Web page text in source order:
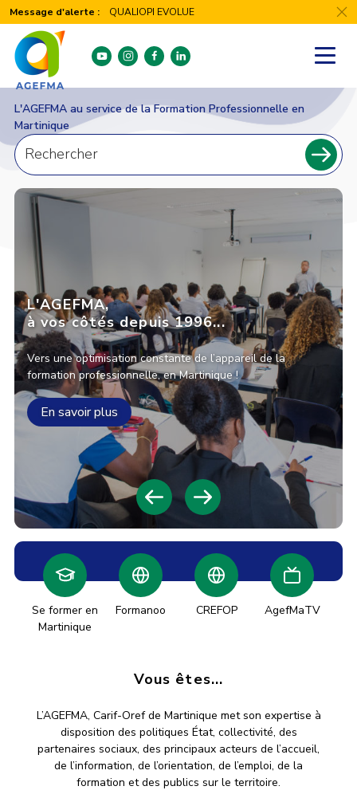
Message d'alerte : QUALIOPI EVOLUE
youtubeinstagram
facebooklinkedin
L'AGEFMA au service de la Formation Professionnelle en
Martinique
Recherche
pour
L'AGEFMA,
à vos côtés depuis 1996...
Vers une optimisation constante de l’appareil de la
formation professionnelle, en Martinique !
En savoir plus
Se former en
Martinique
Formanoo CREFOP AgefMaTV
Vous êtes...
L’AGEFMA, Carif-Oref de Martinique met son expertise à
disposition des politiques État, collectivité, des
partenaires sociaux, des principaux acteurs de l’accueil,
de l’information, de l’orientation, de l’emploi, de la
formation et des publics sur le territoire.
Panneau de gestion des cookies